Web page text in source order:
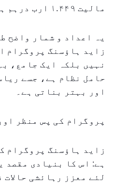
مالیت ۱.۴۴۹ ارب درہم ہے۔
یہ اعداد و شمار واضح
زاید ہاؤسنگ پروگرام
نہیں بلکہ ایک جامع،
حامل نظام ہے، جسے
اور بہتر بناتی ہے۔
پروگرام کی پس منظر
زاید ہاؤسنگ پروگرام
ہے: اس کا بنیادی مقصد
لئے معزز رہائشی حالات